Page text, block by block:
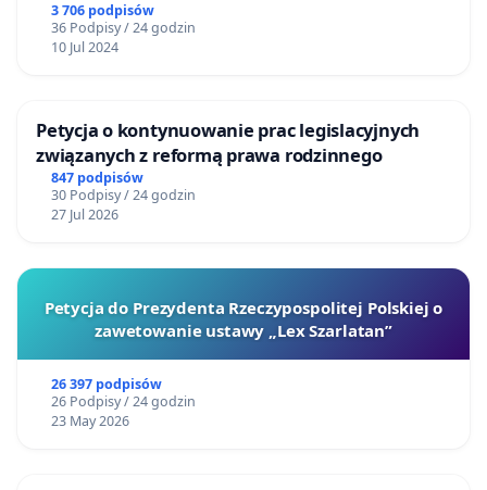
3 706 podpisów
36 Podpisy / 24 godzin
10 Jul 2024
Petycja o kontynuowanie prac legislacyjnych
związanych z reformą prawa rodzinnego
847 podpisów
30 Podpisy / 24 godzin
27 Jul 2026
Petycja do Prezydenta Rzeczypospolitej Polskiej o
zawetowanie ustawy „Lex Szarlatan”
26 397 podpisów
26 Podpisy / 24 godzin
23 May 2026